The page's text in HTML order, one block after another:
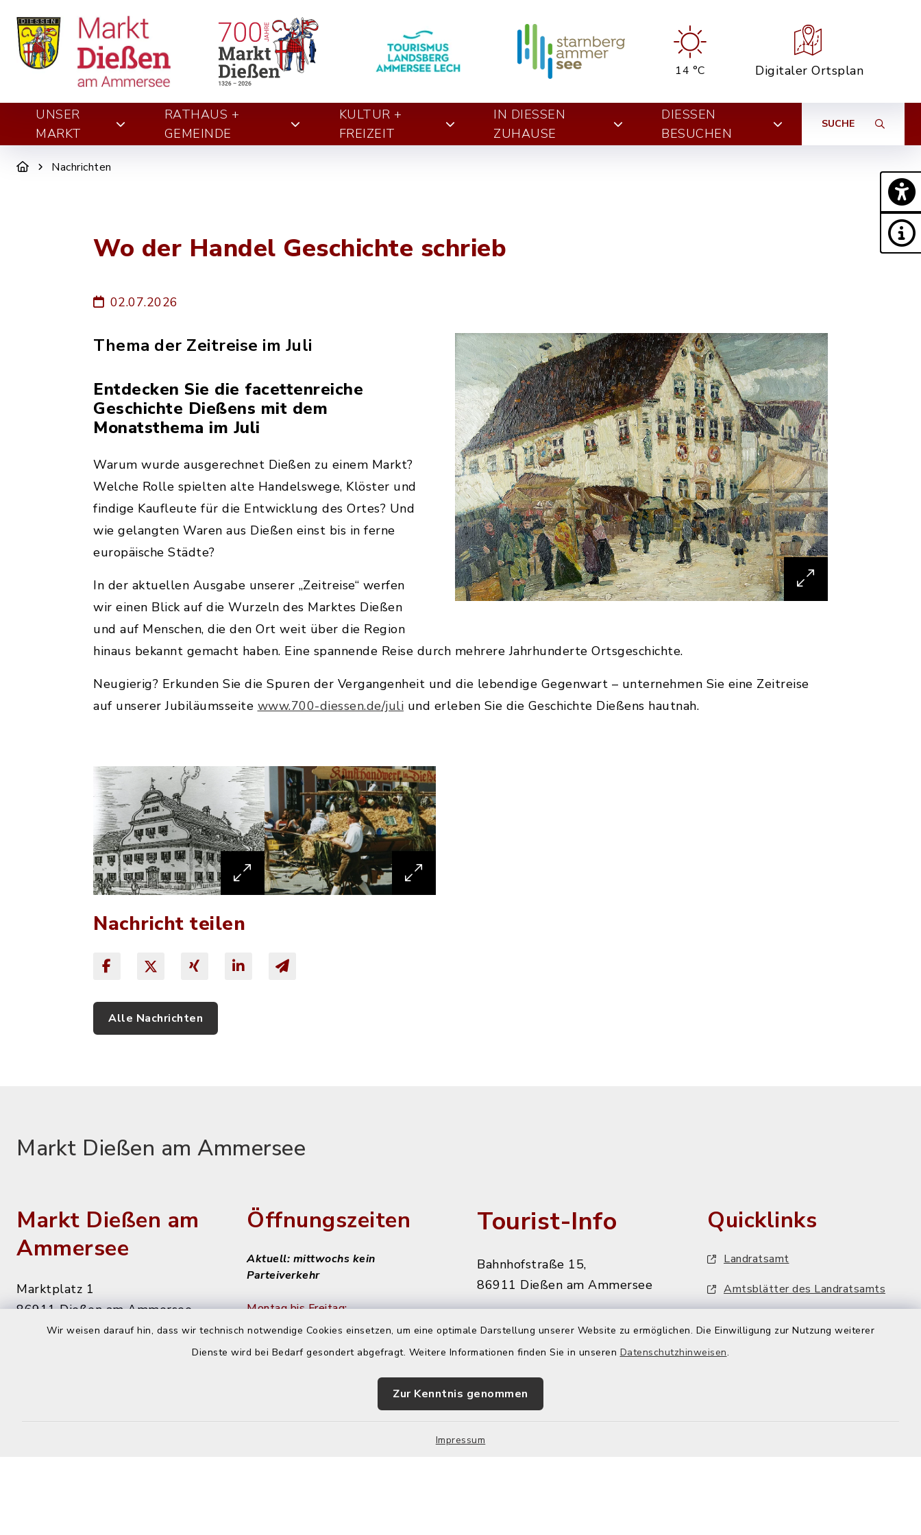
Wir weisen darauf hin, dass wir technisch notwendige Cookies einsetzen, um eine optimale Darstellung unserer Website zu ermöglichen. Die Einwilligung zur Nutzung weiterer
Dienste wird bei Bedarf gesondert abgefragt. Weitere Informationen finden Sie in unseren Datenschutzhinweisen.
Zur Kenntnis genommen
Impressum
14 °C Digitaler Ortsplan
UNSER
MARKT
RATHAUS +
GEMEINDE
KULTUR +
FREIZEIT
IN DIESSEN Z
UHAUSE
DIESSEN B
ESUCHEN
SUCHE
Nachrichten
Wo der Handel Geschichte schrieb
02.07.2026
Thema der Zeitreise im Juli
Entdecken Sie die facettenreiche
Geschichte Dießens mit dem
Monatsthema im Juli
Warum wurde ausgerechnet Dießen zu einem Markt?
Welche Rolle spielten alte Handelswege, Klöster und
findige Kaufleute für die Entwicklung des Ortes? Und
wie gelangten Waren aus Dießen einst bis in ferne
europäische Städte?
In der aktuellen Ausgabe unserer „Zeitreise“ werfen
wir einen Blick auf die Wurzeln des Marktes Dießen
und auf Menschen, die den Ort weit über die Region
hinaus bekannt gemacht haben. Eine spannende Reise durch mehrere Jahrhunderte Ortsgeschichte.
Neugierig? Erkunden Sie die Spuren der Vergangenheit und die lebendige Gegenwart – unternehmen Sie eine Zeitreise
auf unserer Jubiläumsseite www.700-diessen.de/juli und erleben Sie die Geschichte Dießens hautnah.
Nachricht teilen
Alle Nachrichten
Markt Dießen am Ammersee
Markt Dießen am
Ammersee
Marktplatz 1
86911 Dießen am Ammersee
Öffnungszeiten
Aktuell: mittwochs kein
Parteiverkehr
Montag bis Freitag:
8 - 12 Uhr
Donnerstag nachmittags:
Tourist-Info
Bahnhofstraße 15,
86911 Dießen am Ammersee
diessen@starnbergammersee.de
Quicklinks
Landratsamt
Amtsblätter des Landratsamts
VHS-Programm